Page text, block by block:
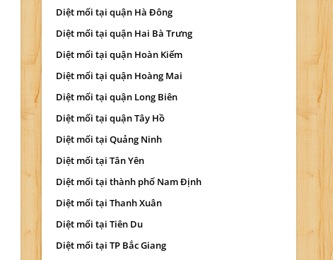
Diệt mối tại quận Hà Đông
Diệt mối tại quận Hai Bà Trưng
Diệt mối tại quận Hoàn Kiếm
Diệt mối tại quận Hoàng Mai
Diệt mối tại quận Long Biên
Diệt mối tại quận Tây Hồ
Diệt mối tại Quảng Ninh
Diệt mối tại Tân Yên
Diệt mối tại thành phố Nam Định
Diệt mối tại Thanh Xuân
Diệt mối tại Tiên Du
Diệt mối tại TP Bắc Giang